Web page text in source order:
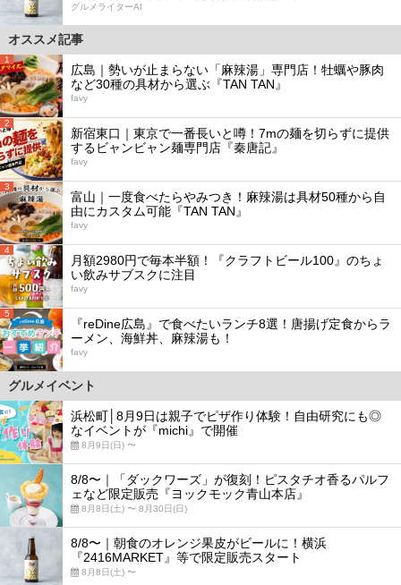
グルメライターAI
オススメ記事
1
広島｜勢いが止まらない「麻辣湯」専門店！牡蠣や豚肉
など30種の具材から選ぶ『TAN TAN』
favy
2
新宿東口｜東京で一番長いと噂！7mの麺を切らずに提供
するビャンビャン麺専門店『秦唐記』
favy
3
富山｜一度食べたらやみつき！麻辣湯は具材50種から自
由にカスタム可能『TAN TAN』
favy
4
月額2980円で毎本半額！『クラフトビール100』のちょ
い飲みサブスクに注目
favy
5
『reDine広島』で食べたいランチ8選！唐揚げ定食からラ
ーメン、海鮮丼、麻辣湯も！
favy
グルメイベント
浜松町│8月9日は親子でピザ作り体験！自由研究にも◎
なイベントが『michi』で開催
8月9日(日) 〜
8/8〜｜「ダックワーズ」が復刻！ピスタチオ香るパルフ
ェなど限定販売『ヨックモック青山本店』
8月8日(土) 〜 8月30日(日)
8/8〜｜朝食のオレンジ果皮がビールに！横浜
『2416MARKET』等で限定販売スタート
8月8日(土) 〜